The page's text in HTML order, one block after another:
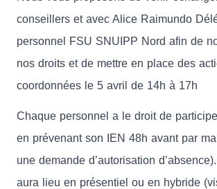
conseillers et avec Alice Raimundo
personnel FSU SNUIPP Nord afin de
nos droits et de mettre en place des
coordonnées le 5 avril de 14h à 17h
Chaque personnel a le droit de
en prévenant son IEN 48h avant par
une demande d’autorisation
aura lieu en présentiel ou en hybride